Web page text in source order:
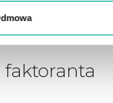
faktoranta